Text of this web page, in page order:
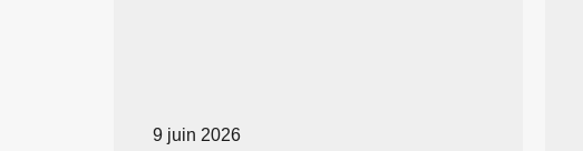
9 juin 2026